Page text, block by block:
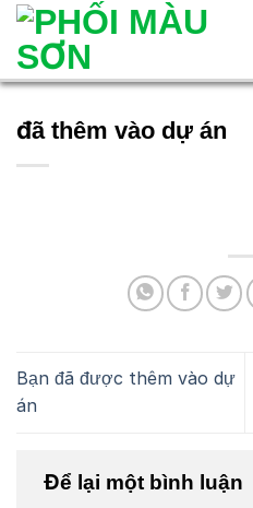
Skip
content
đã thêm vào dự án
Bạn đã được thêm vào dự
án
Để lại một bình luận